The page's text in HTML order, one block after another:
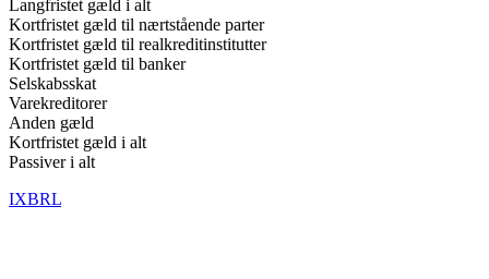
Langfristet gæld i alt
Kortfristet gæld til nærtstående parter
Kortfristet gæld til realkreditinstitutter
Kortfristet gæld til banker
Selskabsskat
Varekreditorer
Anden gæld
Kortfristet gæld i alt
Passiver i alt
IXBRL